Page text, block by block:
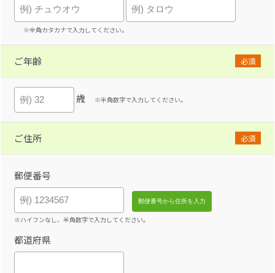
※全角カタカナで入力してください。
ご年齢 必須
歳 ※半角数字で入力してください。
ご住所 必須
郵便番号
※ハイフンなし、半角数字で入力してください。
都道府県